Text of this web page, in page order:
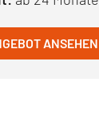
ANSEHEN